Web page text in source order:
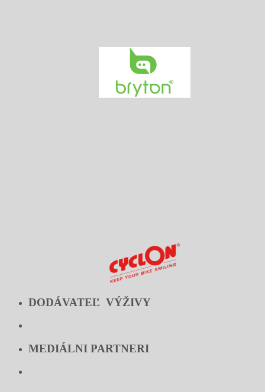
DODÁVATEĽ VÝŽIVY
MEDIÁLNI PARTNERI